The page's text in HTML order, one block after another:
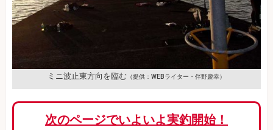
ミニ波止東方向を臨む （提供：WEBライター・伴野慶幸）
次のページでいよいよ実釣開始！